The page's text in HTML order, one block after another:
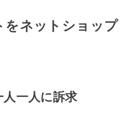
をネットショップ
一人に訴求